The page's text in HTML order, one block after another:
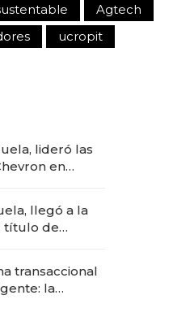
Agtech
ucropit
lideró las
en
llegó a la
título de
transaccional
la